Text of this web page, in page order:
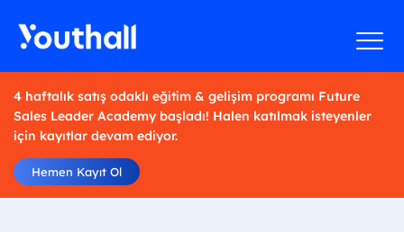
4 haftalık satış odaklı eğitim & gelişim programı Future
Sales Leader Academy başladı! Halen katılmak isteyenler
için kayıtlar devam ediyor.
Hemen Kayıt Ol